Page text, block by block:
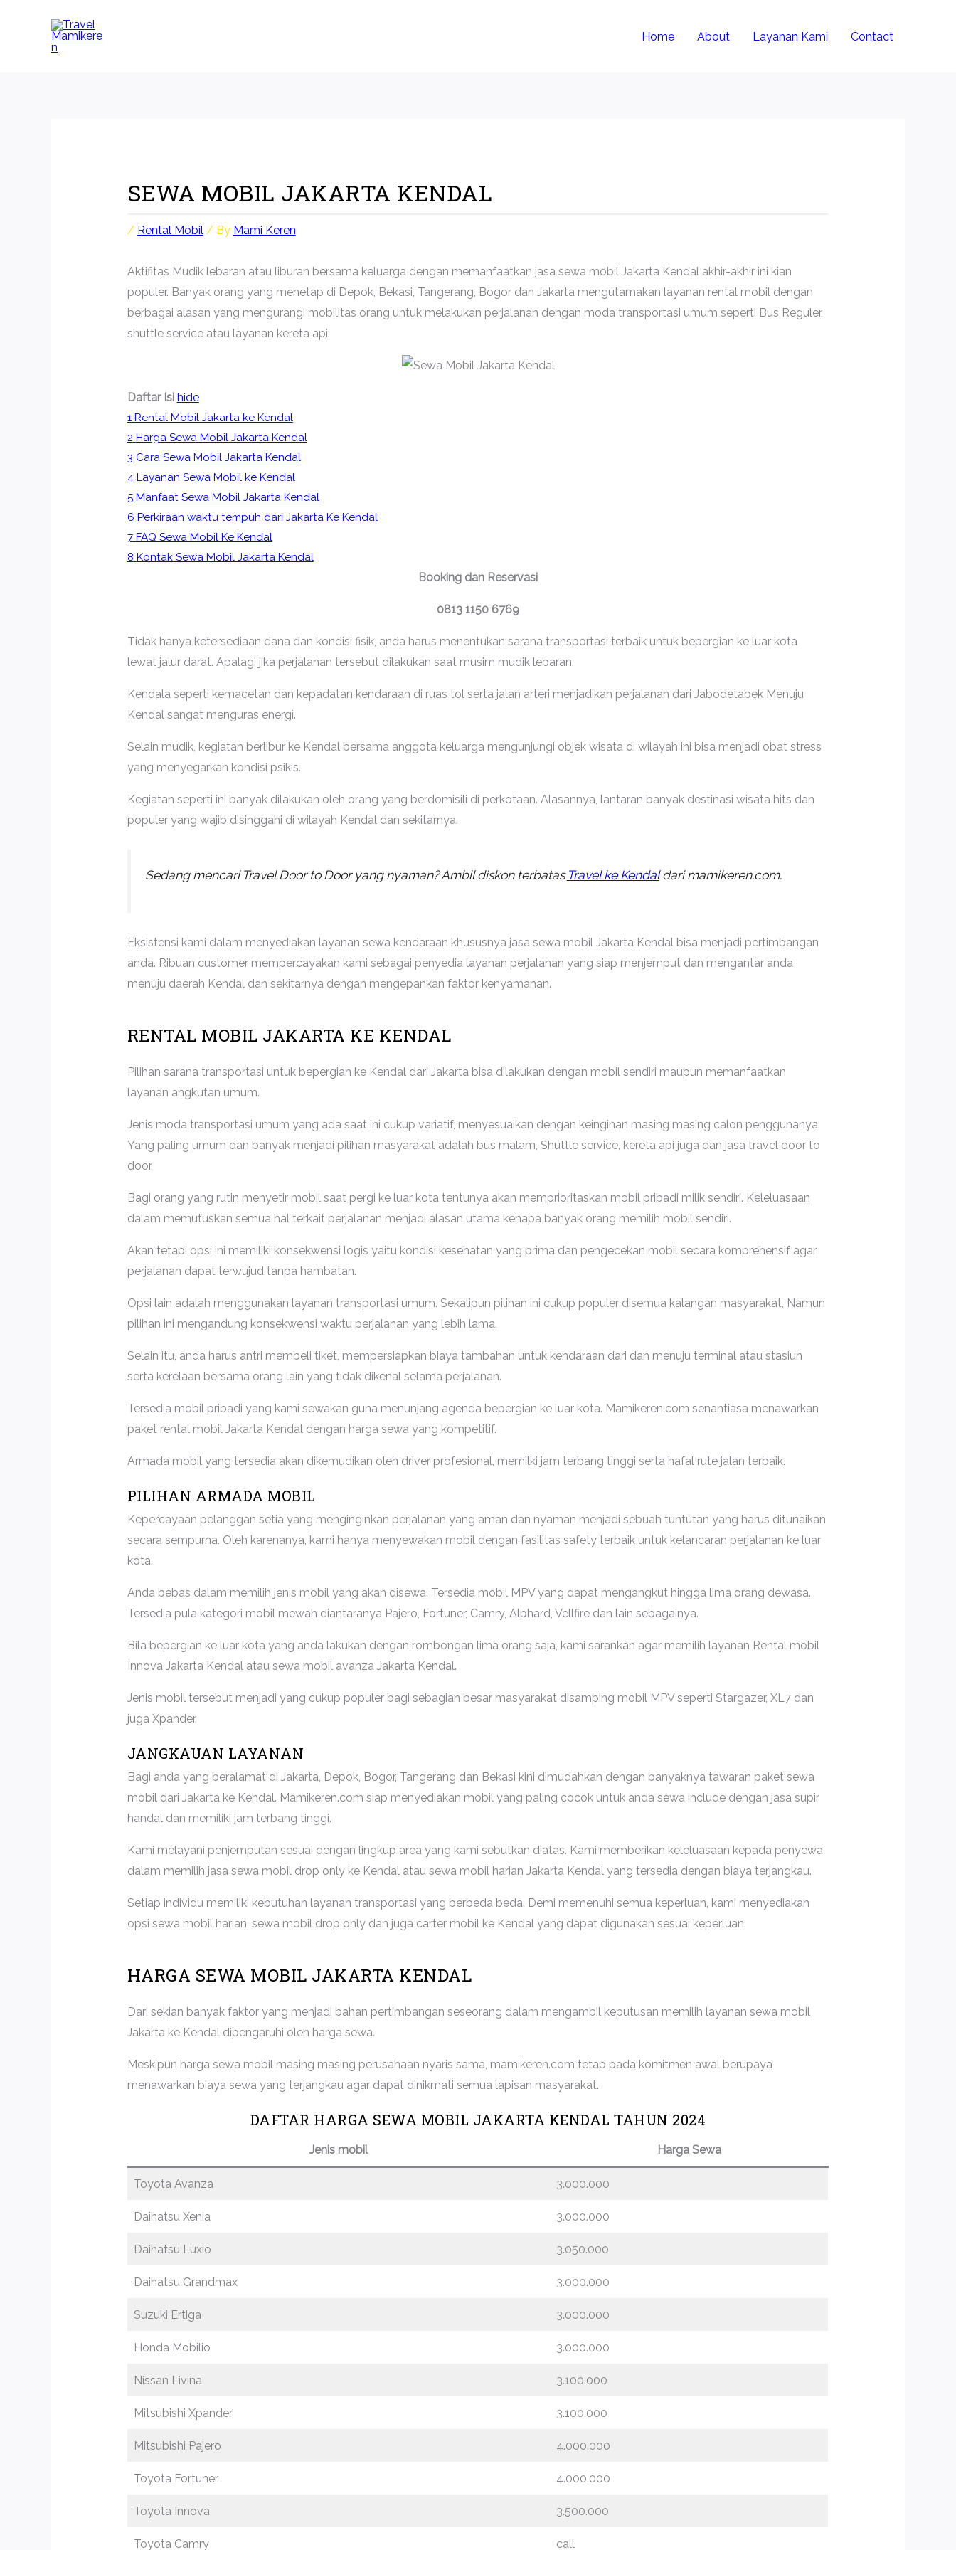
Home About Layanan Kami Contact
SEWA MOBIL JAKARTA KENDAL
/ Rental Mobil/ By Mami Keren
Aktifitas Mudik lebaran atau liburan bersama keluarga dengan memanfaatkan jasa sewa mobil Jakarta Kendal akhir-akhir ini kian
populer. Banyak orang yang menetap di Depok, Bekasi, Tangerang, Bogor dan Jakarta mengutamakan layanan rental mobil dengan
berbagai alasan yang mengurangi mobilitas orang untuk melakukan perjalanan dengan moda transportasi umum seperti Bus Reguler,
shuttle service atau layanan kereta api.
Daftar Isi hide
1 Rental Mobil Jakarta ke Kendal
2 Harga Sewa Mobil Jakarta Kendal
3 Cara Sewa Mobil Jakarta Kendal
4 Layanan Sewa Mobil ke Kendal
5 Manfaat Sewa Mobil Jakarta Kendal
6 Perkiraan waktu tempuh dari Jakarta Ke Kendal
7 FAQ Sewa Mobil Ke Kendal
8 Kontak Sewa Mobil Jakarta Kendal
Booking dan Reservasi
0813 1150 6769
Tidak hanya ketersediaan dana dan kondisi fisik, anda harus menentukan sarana transportasi terbaik untuk bepergian ke luar kota
lewat jalur darat. Apalagi jika perjalanan tersebut dilakukan saat musim mudik lebaran.
Kendala seperti kemacetan dan kepadatan kendaraan di ruas tol serta jalan arteri menjadikan perjalanan dari Jabodetabek Menuju
Kendal sangat menguras energi.
Selain mudik, kegiatan berlibur ke Kendal bersama anggota keluarga mengunjungi objek wisata di wilayah ini bisa menjadi obat stress
yang menyegarkan kondisi psikis.
Kegiatan seperti ini banyak dilakukan oleh orang yang berdomisili di perkotaan. Alasannya, lantaran banyak destinasi wisata hits dan
populer yang wajib disinggahi di wilayah Kendal dan sekitarnya.
Sedang mencari Travel Door to Door yang nyaman? Ambil diskon terbatasTravel ke Kendaldari mamikeren.com.
Eksistensi kami dalam menyediakan layanan sewa kendaraan khususnya jasa sewa mobil Jakarta Kendal bisa menjadi pertimbangan
anda. Ribuan customer mempercayakan kami sebagai penyedia layanan perjalanan yang siap menjemput dan mengantar anda
menuju daerah Kendal dan sekitarnya dengan mengepankan faktor kenyamanan.
RENTAL MOBIL JAKARTA KE KENDAL
Pilihan sarana transportasi untuk bepergian ke Kendal dari Jakarta bisa dilakukan dengan mobil sendiri maupun memanfaatkan
layanan angkutan umum.
Jenis moda transportasi umum yang ada saat ini cukup variatif, menyesuaikan dengan keinginan masing masing calon penggunanya.
Yang paling umum dan banyak menjadi pilihan masyarakat adalah bus malam, Shuttle service, kereta api juga dan jasa travel door to
door.
Bagi orang yang rutin menyetir mobil saat pergi ke luar kota tentunya akan memprioritaskan mobil pribadi milik sendiri. Keleluasaan
dalam memutuskan semua hal terkait perjalanan menjadi alasan utama kenapa banyak orang memilih mobil sendiri.
Akan tetapi opsi ini memiliki konsekwensi logis yaitu kondisi kesehatan yang prima dan pengecekan mobil secara komprehensif agar
perjalanan dapat terwujud tanpa hambatan.
Opsi lain adalah menggunakan layanan transportasi umum. Sekalipun pilihan ini cukup populer disemua kalangan masyarakat, Namun
pilihan ini mengandung konsekwensi waktu perjalanan yang lebih lama.
Selain itu, anda harus antri membeli tiket, mempersiapkan biaya tambahan untuk kendaraan dari dan menuju terminal atau stasiun
serta kerelaan bersama orang lain yang tidak dikenal selama perjalanan.
Tersedia mobil pribadi yang kami sewakan guna menunjang agenda bepergian ke luar kota. Mamikeren.com senantiasa menawarkan
paket rental mobil Jakarta Kendal dengan harga sewa yang kompetitif.
Armada mobil yang tersedia akan dikemudikan oleh driver profesional, memilki jam terbang tinggi serta hafal rute jalan terbaik.
PILIHAN ARMADA MOBIL
Kepercayaan pelanggan setia yang menginginkan perjalanan yang aman dan nyaman menjadi sebuah tuntutan yang harus ditunaikan
secara sempurna. Oleh karenanya, kami hanya menyewakan mobil dengan fasilitas safety terbaik untuk kelancaran perjalanan ke luar
kota.
Anda bebas dalam memilih jenis mobil yang akan disewa. Tersedia mobil MPV yang dapat mengangkut hingga lima orang dewasa.
Tersedia pula kategori mobil mewah diantaranya Pajero, Fortuner, Camry, Alphard, Vellfire dan lain sebagainya.
Bila bepergian ke luar kota yang anda lakukan dengan rombongan lima orang saja, kami sarankan agar memilih layanan Rental mobil
Innova Jakarta Kendal atau sewa mobil avanza Jakarta Kendal.
Jenis mobil tersebut menjadi yang cukup populer bagi sebagian besar masyarakat disamping mobil MPV seperti Stargazer, XL7 dan
juga Xpander.
JANGKAUAN LAYANAN
Bagi anda yang beralamat di Jakarta, Depok, Bogor, Tangerang dan Bekasi kini dimudahkan dengan banyaknya tawaran paket sewa
mobil dari Jakarta ke Kendal. Mamikeren.com siap menyediakan mobil yang paling cocok untuk anda sewa include dengan jasa supir
handal dan memiliki jam terbang tinggi.
Kami melayani penjemputan sesuai dengan lingkup area yang kami sebutkan diatas. Kami memberikan keleluasaan kepada penyewa
dalam memilih jasa sewa mobil drop only ke Kendal atau sewa mobil harian Jakarta Kendal yang tersedia dengan biaya terjangkau.
Setiap individu memiliki kebutuhan layanan transportasi yang berbeda beda. Demi memenuhi semua keperluan, kami menyediakan
opsi sewa mobil harian, sewa mobil drop only dan juga carter mobil ke Kendal yang dapat digunakan sesuai keperluan.
HARGA SEWA MOBIL JAKARTA KENDAL
Dari sekian banyak faktor yang menjadi bahan pertimbangan seseorang dalam mengambil keputusan memilih layanan sewa mobil
Jakarta ke Kendal dipengaruhi oleh harga sewa.
Meskipun harga sewa mobil masing masing perusahaan nyaris sama, mamikeren.com tetap pada komitmen awal berupaya
menawarkan biaya sewa yang terjangkau agar dapat dinikmati semua lapisan masyarakat.
DAFTAR HARGA SEWA MOBIL JAKARTA KENDAL TAHUN 2024
Jenis mobil Harga Sewa
Toyota Avanza 3.000.000
Daihatsu Xenia 3.000.000
Daihatsu Luxio 3.050.000
Daihatsu Grandmax 3.000.000
Suzuki Ertiga 3.000.000
Honda Mobilio 3.000.000
Nissan Livina 3.100.000
Mitsubishi Xpander 3.100.000
Mitsubishi Pajero 4.000.000
Toyota Fortuner 4.000.000
Toyota Innova 3.500.000
Toyota Camry call